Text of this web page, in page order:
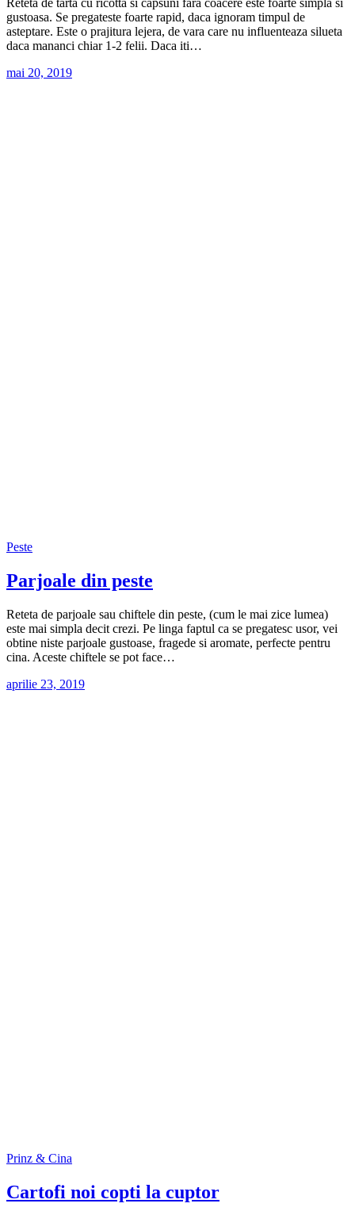
Reteta de tarta cu ricotta si capsuni fara coacere este foarte simpla si
gustoasa. Se pregateste foarte rapid, daca ignoram timpul de
asteptare. Este o prajitura lejera, de vara care nu influenteaza silueta
daca mananci chiar 1-2 felii. Daca iti…
mai 20, 2019
Peste
Parjoale din peste
Reteta de parjoale sau chiftele din peste, (cum le mai zice lumea)
este mai simpla decit crezi. Pe linga faptul ca se pregatesc usor, vei
obtine niste parjoale gustoase, fragede si aromate, perfecte pentru
cina. Aceste chiftele se pot face…
aprilie 23, 2019
Prinz & Cina
Cartofi noi copti la cuptor